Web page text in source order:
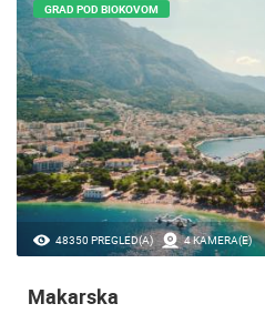
48350 PREGLED(A) 4 KAMERA(E)
GRAD POD BIOKOVOM
Makarska